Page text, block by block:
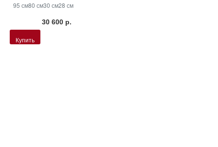
95 см80 см30 см28 см
30 600 р.
Купить